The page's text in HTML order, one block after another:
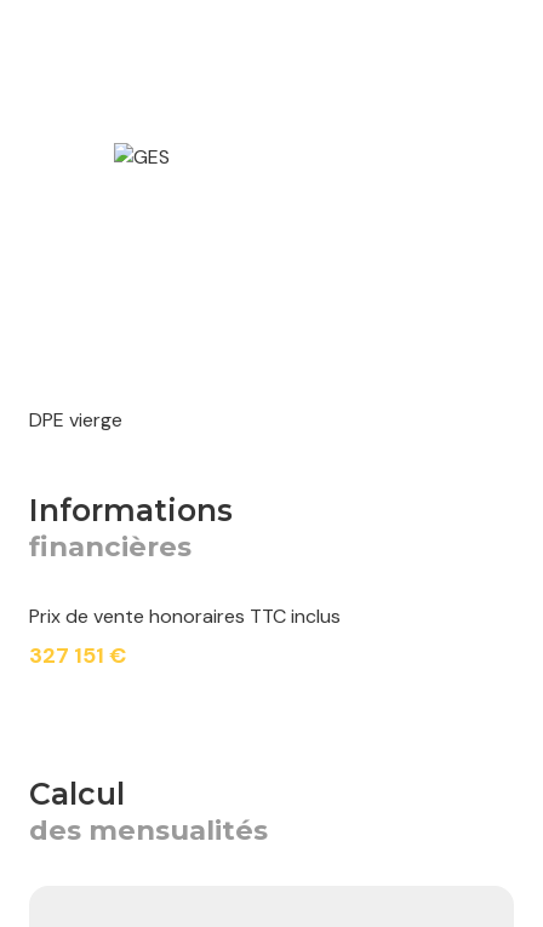
DPE vierge
informations
financières
Prix de vente honoraires TTC inclus
327 151 €
calcul
des mensualités